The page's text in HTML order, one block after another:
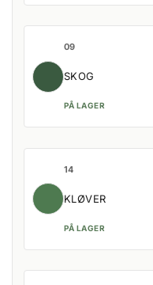
09
SKOG
PÅ LAGER
14
KLØVER
PÅ LAGER